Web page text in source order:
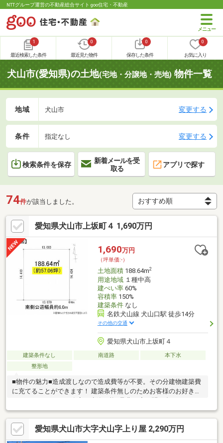
NTTグループ運営の不動産総合サイト goo住宅・不動産
1
最近検索した条件
0
最近見た物件
0
保存した条件
0
お気に入り
犬山市(愛知県)の土地(宅地・分譲地・売地) 物件一覧
地域 犬山市 変更する
条件 指定なし 変更する
検索条件を保存
新着メールを受
取る
アプリで探す
74件が該当しました。
愛知県犬山市上坂町４ 1,690万円
1,690万円
（坪単価:-）
土地面積188.64m2
用途地域１種中高
建ぺい率60%
容積率150%
建築条件なし
名鉄犬山線 犬山口駅 徒歩14分
その他の交通
愛知県犬山市上坂町４
建築条件なし 南道路
本下水
整形地
■物件の魅力■造成渡しなので造成費等が不要。その分建物建築費
に充てることができます！ 建築条件無しのためお客様のお好きな
ハウスメーカー、工務店で建築可能♪是非一度お問い合わせくださ
い！■生活環境■・公園、保育園、小学校、中学校が近くに揃って
いるので子育て世帯にも住みやすく安心の住環境♪・周辺商業施設
が充実♪ドラッグストア徒歩約3分以内！コンビニ徒歩約4分♪毎日
のお買い物も楽々です。・上坂公園まで徒歩約3分！休日は家族で
愛知県犬山市大字犬山字上り屋 2,290万円